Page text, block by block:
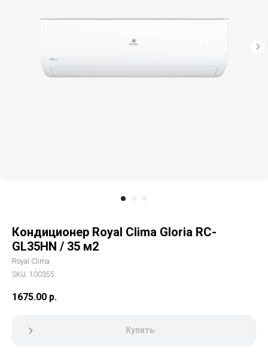
Кондиционер Royal Clima Gloria RC-
GL35HN / 35 м2
Royal Clima
SKU: 100355
1675.00 р.
Купить